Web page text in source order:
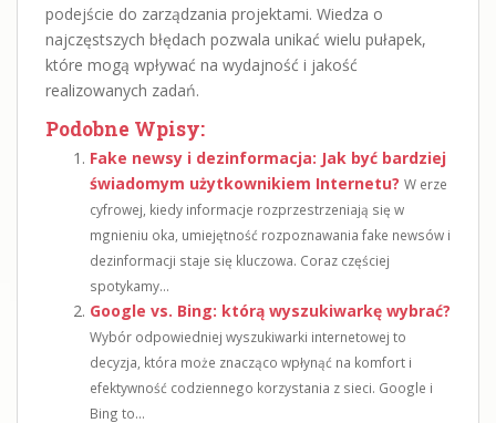
podejście do zarządzania projektami. Wiedza o
najczęstszych błędach pozwala unikać wielu pułapek,
które mogą wpływać na wydajność i jakość
realizowanych zadań.
Podobne Wpisy:
Fake newsy i dezinformacja: Jak być bardziej
świadomym użytkownikiem Internetu? W erze
cyfrowej, kiedy informacje rozprzestrzeniają się w
mgnieniu oka, umiejętność rozpoznawania fake newsów i
dezinformacji staje się kluczowa. Coraz częściej
spotykamy...
Google vs. Bing: którą wyszukiwarkę wybrać?
Wybór odpowiedniej wyszukiwarki internetowej to
decyzja, która może znacząco wpłynąć na komfort i
efektywność codziennego korzystania z sieci. Google i
Bing to...